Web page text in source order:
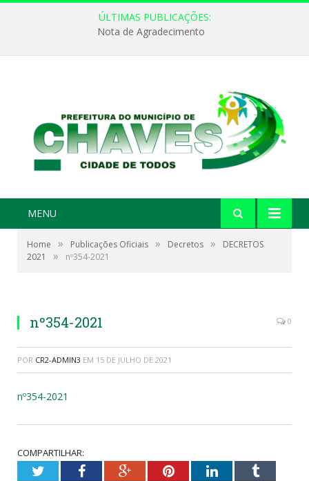
ÚLTIMAS PUBLICAÇÕES:
Nota de Agradecimento
MENU
Home » Publicações Oficiais » Decretos »
DECRETOS
2021
» nº354-2021
nº354-2021 0
POR CR2-ADMIN3 EM 15 DE JULHO DE 2021
nº354-2021
COMPARTILHAR:
TwitterFacebookGoogle+PinterestLinkedInTumblr